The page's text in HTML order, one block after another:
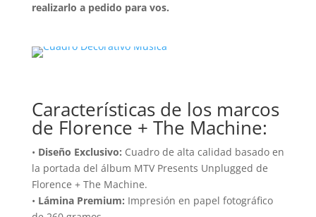
realizarlo a pedido para vos.
Características de los marcos
de Florence + The Machine:
• Diseño Exclusivo: Cuadro de alta calidad basado en
la portada del álbum MTV Presents Unplugged de
Florence + The Machine.
• Lámina Premium: Impresión en papel fotográfico